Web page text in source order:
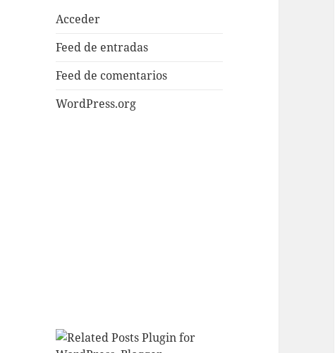
Acceder
Feed de entradas
Feed de comentarios
WordPress.org